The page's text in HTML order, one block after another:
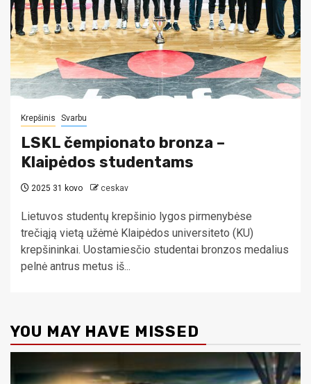
Krepšinis Svarbu
LSKL čempionato bronza –
Klaipėdos studentams
2025 31 kovo ceskav
Lietuvos studentų krepšinio lygos pirmenybėse
trečiąją vietą užėmė Klaipėdos universiteto (KU)
krepšininkai. Uostamiesčio studentai bronzos medalius
pelnė antrus metus iš...
YOU MAY HAVE MISSED